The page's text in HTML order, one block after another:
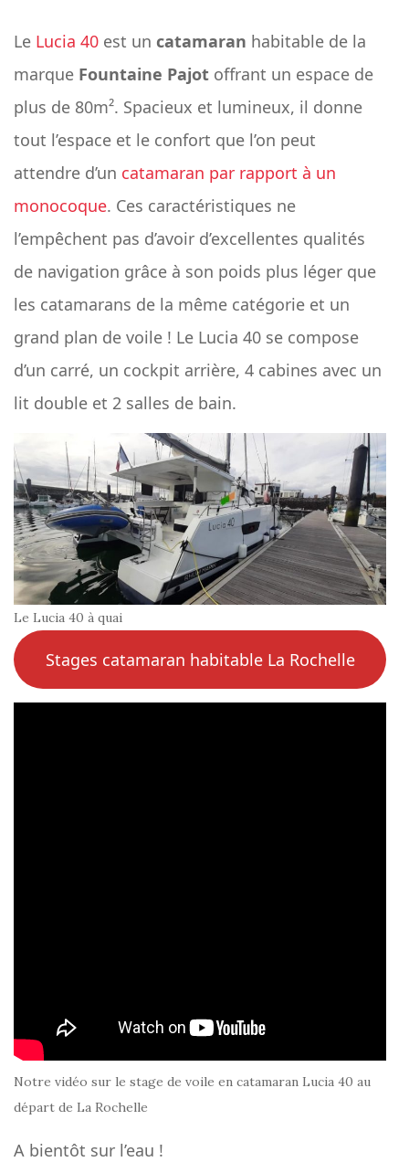
Le Lucia 40 est un catamaran habitable de la
marque Fountaine Pajot offrant un espace de
plus de 80m². Spacieux et lumineux, il donne
tout l’espace et le confort que l’on peut
attendre d’un catamaran par rapport à un
monocoque. Ces caractéristiques ne
l’empêchent pas d’avoir d’excellentes qualités
de navigation grâce à son poids plus léger que
les catamarans de la même catégorie et un
grand plan de voile ! Le Lucia 40 se compose
d’un carré, un cockpit arrière, 4 cabines avec un
lit double et 2 salles de bain.
Le Lucia 40 à quai
Stages catamaran habitable La Rochelle
Notre vidéo sur le stage de voile en catamaran Lucia 40 au
départ de La Rochelle
A bientôt sur l’eau !